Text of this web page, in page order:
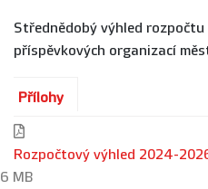
Střednědobý výhled
příspěvkových organizací
Přílohy
Rozpočtový výhled 2024-
6 MB